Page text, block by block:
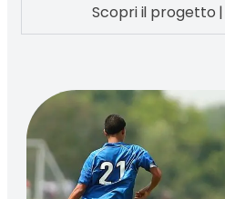
Scopri il progetto